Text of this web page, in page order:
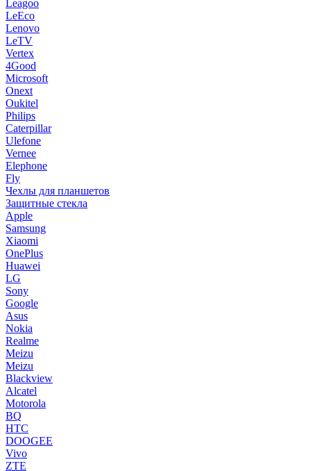
Leagoo
LeEco
Lenovo
LeTV
Vertex
4Good
Microsoft
Onext
Oukitel
Philips
Caterpillar
Ulefone
Vernee
Elephone
Fly
Чехлы для планшетов
Защитные стекла
Apple
Samsung
Xiaomi
OnePlus
Huawei
LG
Sony
Google
Asus
Nokia
Realme
Meizu
Meizu
Blackview
Alcatel
Motorola
BQ
HTC
DOOGEE
Vivo
ZTE